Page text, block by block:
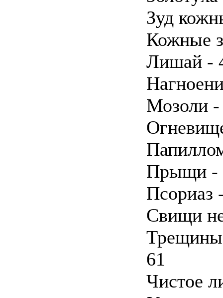
Зуд
Кожные
Лишай -
Мозоли -
Прыщи -
Псориаз
Свищи
Трещины
61
Чистое